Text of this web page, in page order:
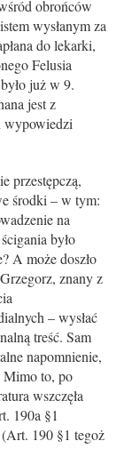
obrońców
wysłanym za
do lekarki,
Felusia
już w 9.
jest z
wypowiedzi
przestępczą,
środki – w tym:
na
było
A może doszło
znany z
– wysłać
treść. Sam
napomnienie,
Mimo to, po
wszczęła
190a §1
190 §1 tegoż